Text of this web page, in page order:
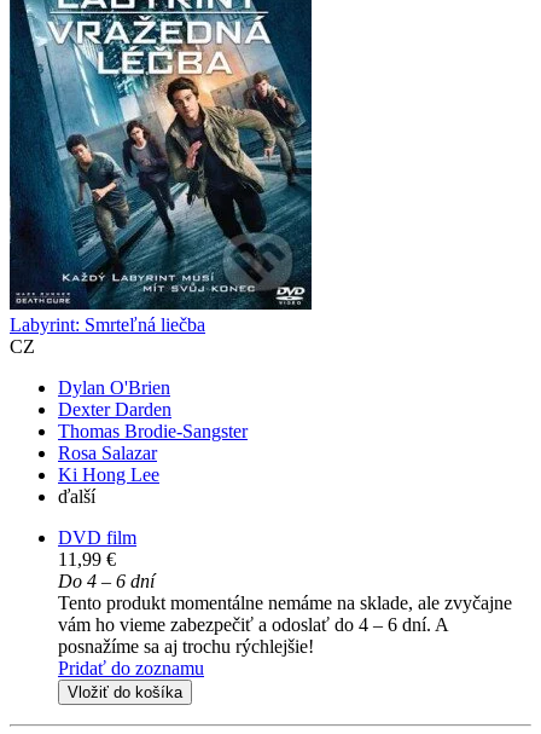
Labyrint: Smrteľná liečba
CZ
Dylan O'Brien
Dexter Darden
Thomas Brodie-Sangster
Rosa Salazar
Ki Hong Lee
ďalší
DVD film
11,99 €
Do 4 – 6 dní
Tento produkt momentálne nemáme na sklade, ale zvyčajne
vám ho vieme zabezpečiť a odoslať do 4 – 6 dní. A
posnažíme sa aj trochu rýchlejšie!
Pridať do zoznamu
Vložiť do košíka